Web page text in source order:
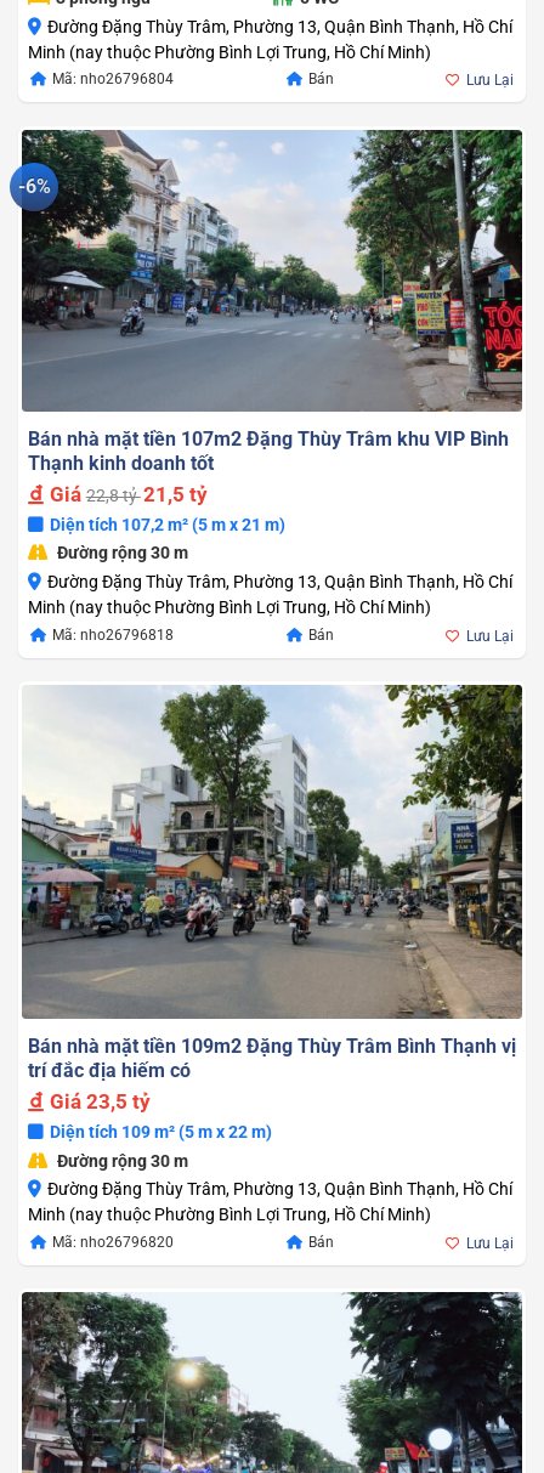
Đường Đặng Thùy Trâm, Phường 13, Quận Bình Thạnh, Hồ Chí
Minh (nay thuộc Phường Bình Lợi Trung, Hồ Chí Minh)
Mã: nho26796804 Bán Lưu Lại
-6%
Bán nhà mặt tiền 107m2 Đặng Thùy Trâm khu VIP Bình
Thạnh kinh doanh tốt
Giá22,8 tỷ21,5 tỷ
Diện tích 107,2 m² (5 m x 21 m)
Đường rộng 30 m
Đường Đặng Thùy Trâm, Phường 13, Quận Bình Thạnh, Hồ Chí
Minh (nay thuộc Phường Bình Lợi Trung, Hồ Chí Minh)
Mã: nho26796818 Bán
Giá
Giá
là:
Lưu Lại
Bán nhà mặt tiền 109m2 Đặng Thùy Trâm Bình Thạnh vị
trí đắc địa hiếm có
Giá 23,5 tỷ
Diện tích 109 m² (5 m x 22 m)
Đường rộng 30 m
Đường Đặng Thùy Trâm, Phường 13, Quận Bình Thạnh, Hồ Chí
Minh (nay thuộc Phường Bình Lợi Trung, Hồ Chí Minh)
Mã: nho26796820 Bán Lưu Lại